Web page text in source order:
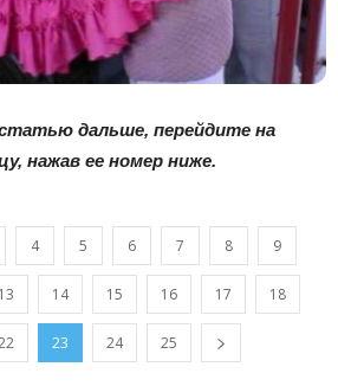
дальше, перейдите на
нажав ее номер ниже.
4 5 6 7 8 9
13 14 15 16 17 18
23 24 25